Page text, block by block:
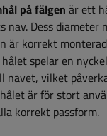
på fälgen är ett
nav. Dess diameter
är korrekt
spelar en
navet, vilket
är för stort
korrekt passform.